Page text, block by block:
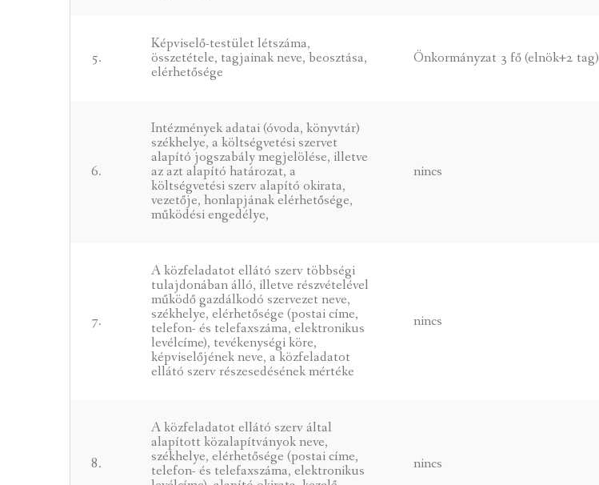
5.
Képviselő-testület létszáma,
összetétele, tagjainak neve, beosztása,
elérhetősége
Önkormányzat 3 fő (elnök+2 tag)
6.
Intézmények adatai (óvoda, könyvtár)
székhelye, a költségvetési szervet
alapító jogszabály megjelölése, illetve
az azt alapító határozat, a
költségvetési szerv alapító okirata,
vezetője, honlapjának elérhetősége,
működési engedélye,
nincs
7.
A közfeladatot ellátó szerv többségi
tulajdonában álló, illetve részvételével
működő gazdálkodó szervezet neve,
székhelye, elérhetősége (postai címe,
telefon- és telefaxszáma, elektronikus
levélcíme), tevékenységi köre,
képviselőjének neve, a közfeladatot
ellátó szerv részesedésének mértéke
nincs
8.
A közfeladatot ellátó szerv által
alapított közalapítványok neve,
székhelye, elérhetősége (postai címe,
telefon- és telefaxszáma, elektronikus nincs